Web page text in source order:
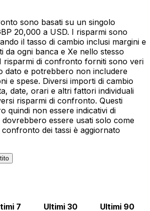
sono basati su un singolo
20,000 a USD. I risparmi sono
il tasso di cambio inclusi margini e
da ogni banca e Xe nello stesso
risparmi di confronto forniti sono veri
dato e potrebbero non includere
e spese. Diversi importi di cambio
date, orari e altri fattori individuali
risparmi di confronto. Questi
quindi non essere indicativi di
essere usati solo come
dei tassi è aggiornato
7
Ultimi 30
Ultimi 90